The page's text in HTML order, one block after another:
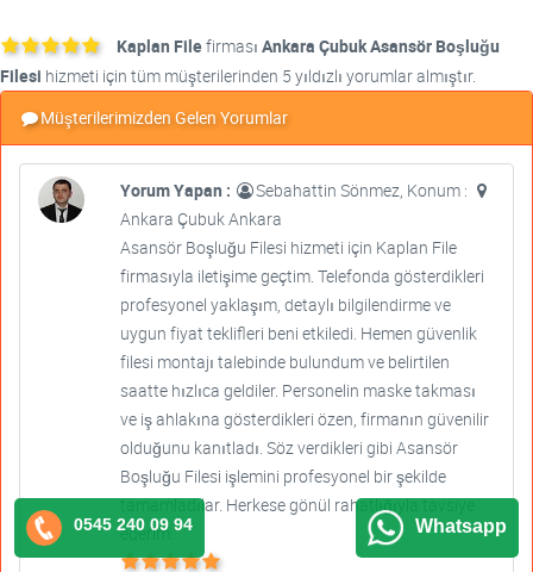
Kaplan Filefirması Ankara Çubuk Asansör Boşluğu
Filesi hizmeti için tüm müşterilerinden 5 yıldızlı yorumlar almıştır.
Müşterilerimizden Gelen Yorumlar
Yorum Yapan :
Sebahattin Sönmez, Konum :
Ankara Çubuk Ankara
Asansör Boşluğu Filesi hizmeti için Kaplan File
firmasıyla iletişime geçtim. Telefonda gösterdikleri
profesyonel yaklaşım, detaylı bilgilendirme ve
uygun fiyat teklifleri beni etkiledi. Hemen güvenlik
filesi montajı talebinde bulundum ve belirtilen
saatte hızlıca geldiler. Personelin maske takması
ve iş ahlakına gösterdikleri özen, firmanın güvenilir
olduğunu kanıtladı. Söz verdikleri gibi Asansör
Boşluğu Filesi işlemini profesyonel bir şekilde
tamamladılar. Herkese gönül rahatlığıyla tavsiye
ederim.
0545 240 09 94 Whatsapp